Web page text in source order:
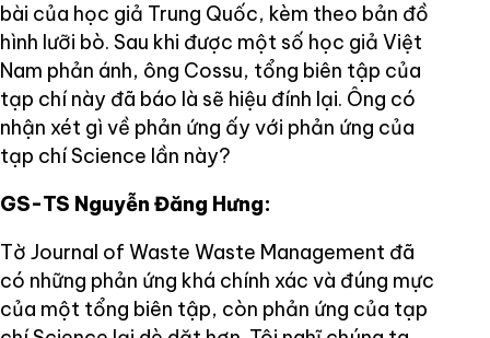
bài của học giả Trung Quốc, kèm theo bản đồ
hình lưỡi bò. Sau khi được một số học giả Việt
Nam phản ánh, ông Cossu, tổng biên tập của
tạp chí này đã báo là sẽ hiệu đính lại. Ông có
nhận xét gì về phản ứng ấy với phản ứng của
tạp chí Science lần này?
GS-TS Nguyễn Đăng Hưng:
Tờ Journal of Waste Waste Management đã
có những phản ứng khá chính xác và đúng mực
của một tổng biên tập, còn phản ứng của tạp